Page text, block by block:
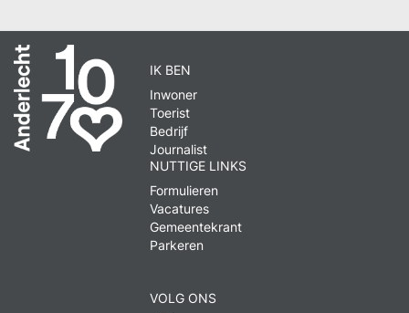
IK BEN
Inwoner
Toerist
Bedrijf
Journalist
NUTTIGE LINKS
Formulieren
Vacatures
Gemeentekrant
Parkeren
VOLG ONS